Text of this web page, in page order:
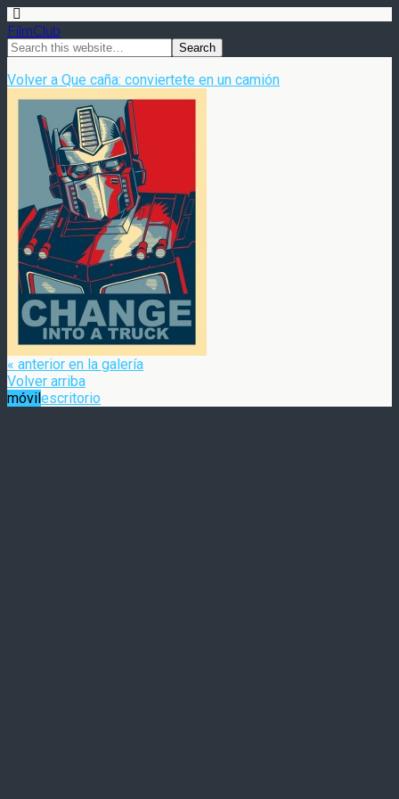
FilmClub
Volver a Que caña: conviertete en un camión
« anterior en la galería
Volver arriba
móvilescritorio